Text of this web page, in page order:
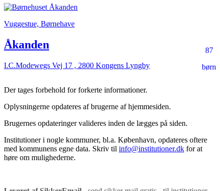
Vuggestue, Børnehave
87
børn
Åkanden
I.C.Modewegs Vej 17 , 2800 Kongens Lyngby
Der tages forbehold for forkerte informationer.
Oplysningerne opdateres af brugerne af hjemmesiden.
Brugernes opdateringer valideres inden de lægges på siden.
Institutioner i nogle kommuner, bl.a. København, opdateres oftere
med kommunens egne data. Skriv til info@institutioner.dk for at
høre om mulighederne.